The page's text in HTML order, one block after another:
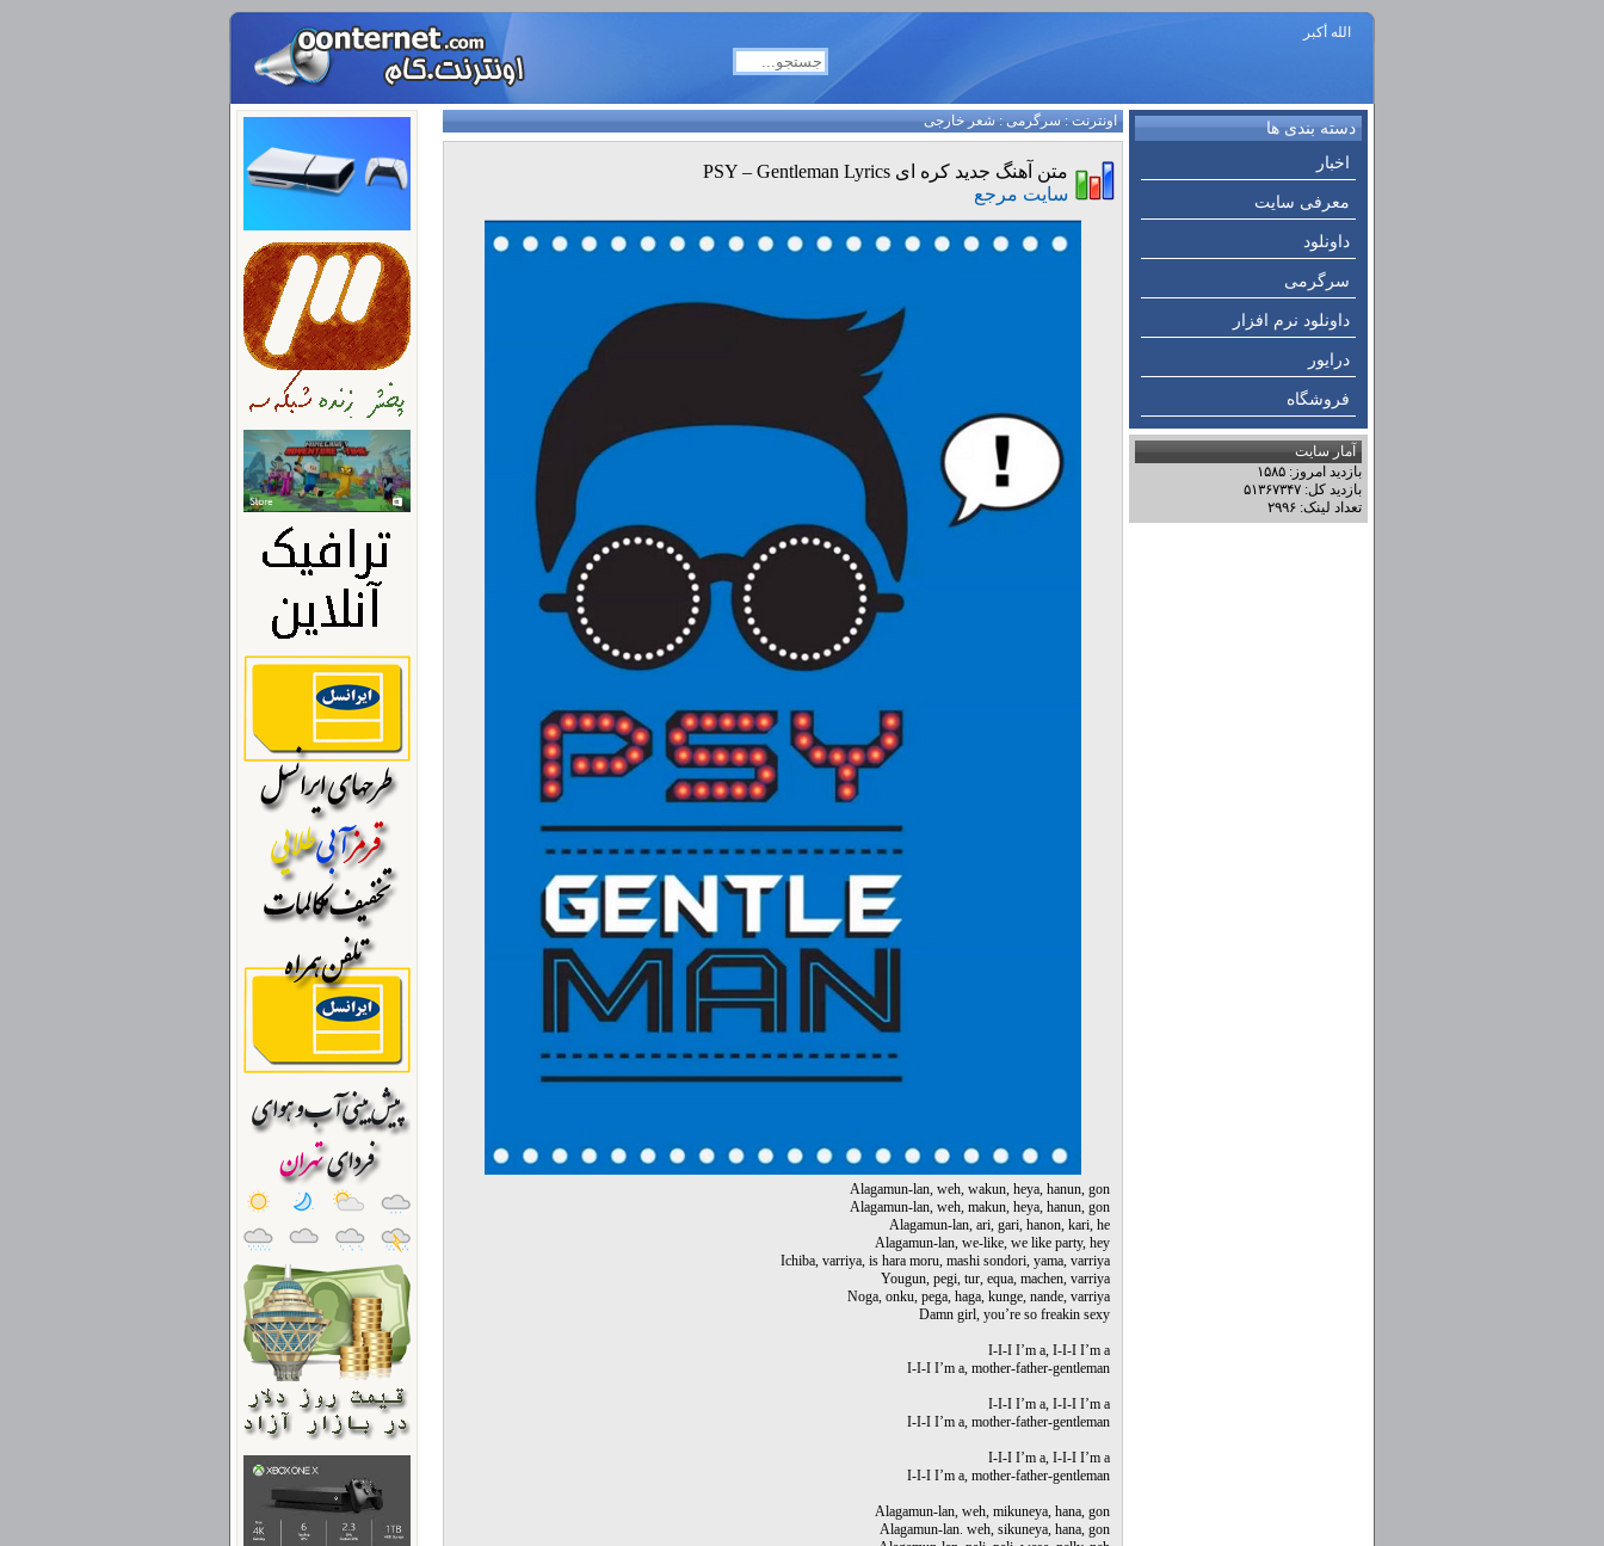
الله أكبر
دسته بندی ها
اخبار
معرفی سایت
داونلود
سرگرمی
داونلود نرم افزار
درایور
فروشگاه
آمار سایت
بازدید امروز: ۱۵۸۵
بازدید کل: ۵۱۳۶۷۳۴۷
تعداد لینک: ۲۹۹۶
اونترنت:سرگرمی:شعر خارجی
متن آهنگ جدید کره ای PSY – Gentleman Lyrics
سایت مرجع
Alagamun-lan, weh, wakun, heya, hanun, gon
Alagamun-lan, weh, makun, heya, hanun, gon
Alagamun-lan, ari, gari, hanon, kari, he
Alagamun-lan, we-like, we like party, hey
Ichiba, varriya, is hara moru, mashi sondori, yama, varriya
Yougun, pegi, tur, equa, machen, varriya
Noga, onku, pega, haga, kunge, nande, varriya
Damn girl, you’re so freakin sexy
I-I-I I’m a, I-I-I I’m a
I-I-I I’m a, mother-father-gentleman
I-I-I I’m a, I-I-I I’m a
I-I-I I’m a, mother-father-gentleman
I-I-I I’m a, I-I-I I’m a
I-I-I I’m a, mother-father-gentleman
Alagamun-lan, weh, mikuneya, hana, gon
Alagamun-lan. weh, sikuneya, hana, gon